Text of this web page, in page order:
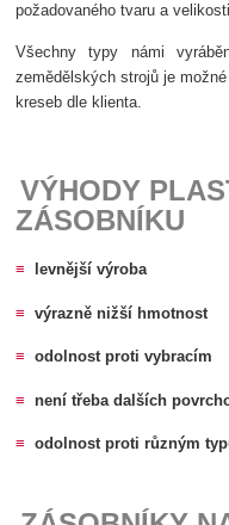
požadovaného tvaru a
Všechny typy námi
zemědělských strojů je
kreseb dle klienta.
VÝHODY
ZÁSOBNÍKU
≡ levnější výroba
≡ výrazně nižší hmotnost
≡ odolnost proti vybracím
≡ není třeba dalších
≡ odolnost proti různým